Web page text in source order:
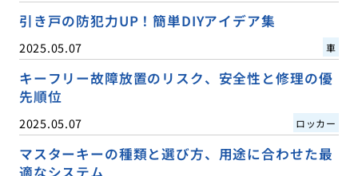
引き戸の防犯力UP！簡単DIYアイデア集
2025.05.07 車
キーフリー故障放置のリスク、安全性と修理の優
先順位
2025.05.07 ロッカー
マスターキーの種類と選び方、用途に合わせた最
適なシステム